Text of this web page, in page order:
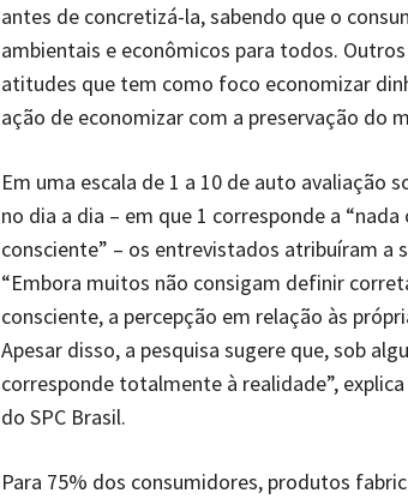
antes de concretizá-la, sabendo que o
ambientais e econômicos para todos.
atitudes que tem como foco economizar
ação de economizar com a preservação do
Em uma escala de 1 a 10 de auto avaliação
no dia a dia – em que 1 corresponde a
consciente” – os entrevistados atribuíram a
“Embora muitos não consigam definir
consciente, a percepção em relação às
Apesar disso, a pesquisa sugere que, sob
corresponde totalmente à realidade”,
do SPC Brasil.
Para 75% dos consumidores, produtos